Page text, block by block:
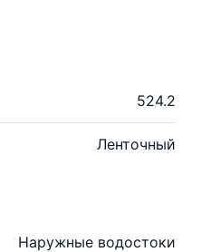
524.2
Ленточный
Наружные водостоки